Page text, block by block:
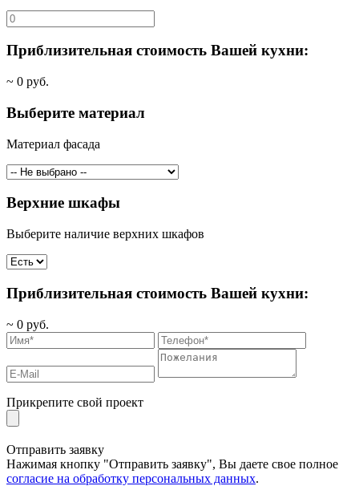
Приблизительная стоимость Вашей кухни:
~ 0 руб.
Выберите материал
Материал фасада
Верхние шкафы
Выберите наличие верхних шкафов
Приблизительная стоимость Вашей кухни:
~ 0 руб.
Прикрепите свой проект
Отправить заявку
Нажимая кнопку "Отправить заявку", Вы даете свое полное
согласие на обработку персональных данных.